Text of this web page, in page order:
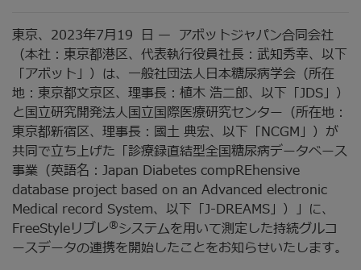
東京、2023年7月19 日 — アボットジャパン合同会社
（本社：東京都港区、代表執行役員社長：武知秀幸、以下
「アボット」）は、一般社団法人日本糖尿病学会（所在
地：東京都文京区、理事長：植木 浩二郎、以下「JDS」）
と国立研究開発法人国立国際医療研究センター（所在地：
東京都新宿区、理事長：國土 典宏、以下「NCGM」）が
共同で立ち上げた「診療録直結型全国糖尿病データベース
事業（英語名：Japan Diabetes compREhensive
database project based on an Advanced electronic
Medical record System、以下「J-DREAMS」）」に、
FreeStyleリブレ®システムを用いて測定した持続グルコ
ースデータの連携を開始したことをお知らせいたします。